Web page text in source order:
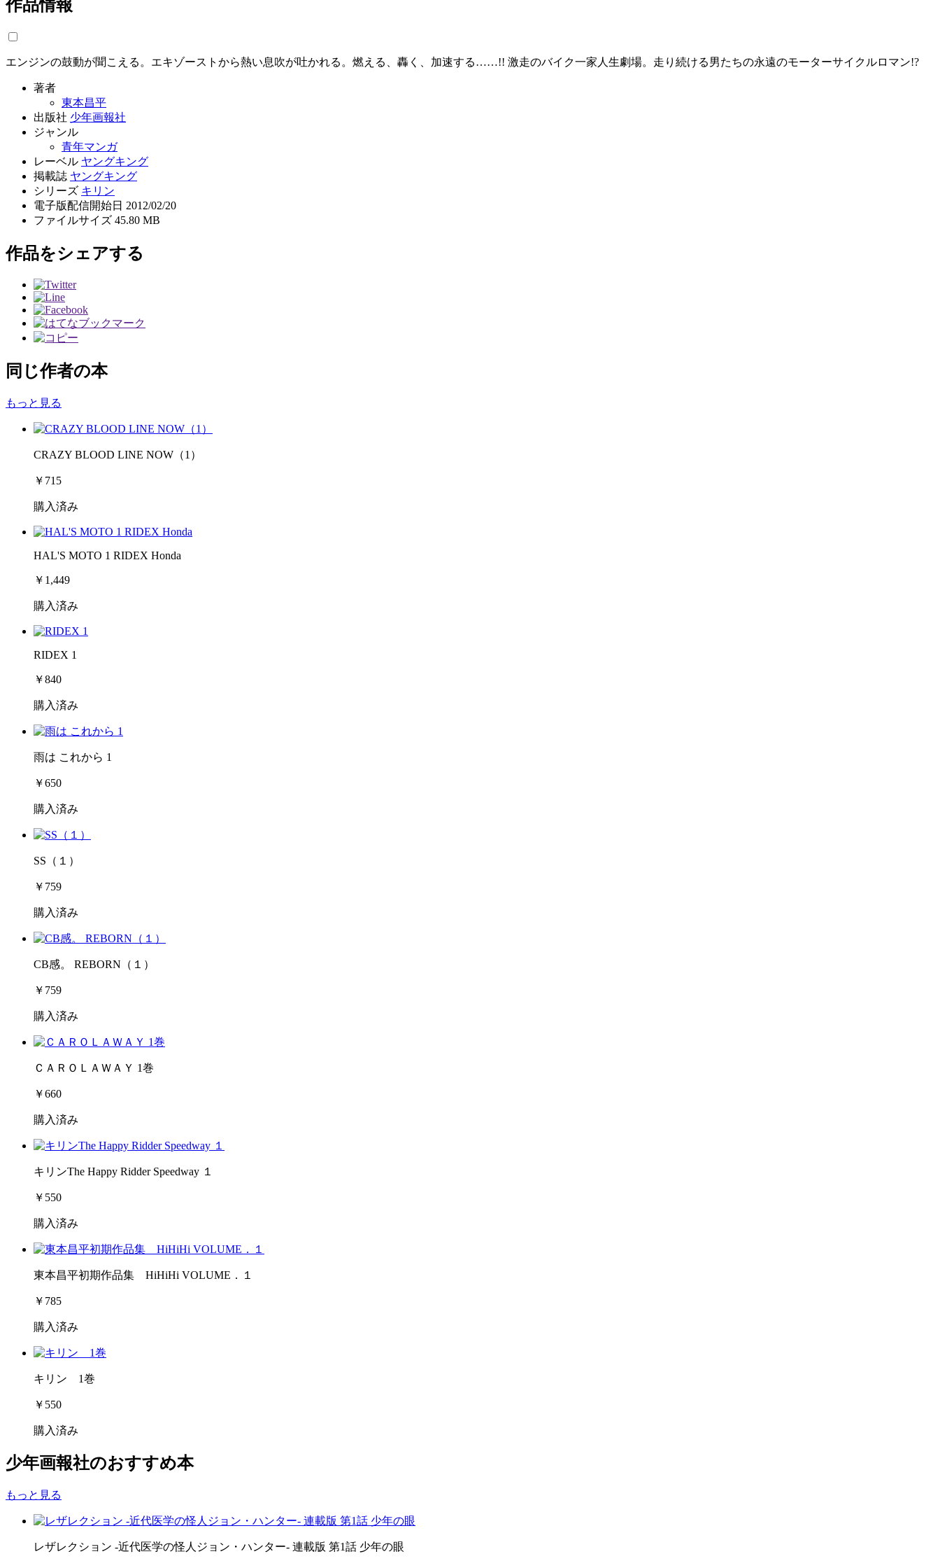
作品情報
エンジンの鼓動が聞こえる。エキゾーストから熱い息吹が吐かれる。燃える、轟く、加速する……!! 激走のバイク一家人生劇場。走り続ける男たちの永遠のモーターサイクルロマン!?
著者
東本昌平
出版社 少年画報社
ジャンル
青年マンガ
レーベル ヤングキング
掲載誌 ヤングキング
シリーズ キリン
電子版配信開始日 2012/02/20
ファイルサイズ 45.80 MB
作品をシェアする
同じ作者の本
もっと見る
CRAZY BLOOD LINE NOW（1）
￥715
購入済み
HAL'S MOTO 1 RIDEX Honda
￥1,449
購入済み
RIDEX 1
￥840
購入済み
雨は これから 1
￥650
購入済み
SS（１）
￥759
購入済み
CB感。 REBORN（１）
￥759
購入済み
ＣＡＲＯＬＡＷＡＹ 1巻
￥660
購入済み
キリンThe Happy Ridder Speedway １
￥550
購入済み
東本昌平初期作品集 HiHiHi VOLUME．１
￥785
購入済み
キリン 1巻
￥550
購入済み
少年画報社のおすすめ本
もっと見る
レザレクション -近代医学の怪人ジョン・ハンター- 連載版 第1話 少年の眼